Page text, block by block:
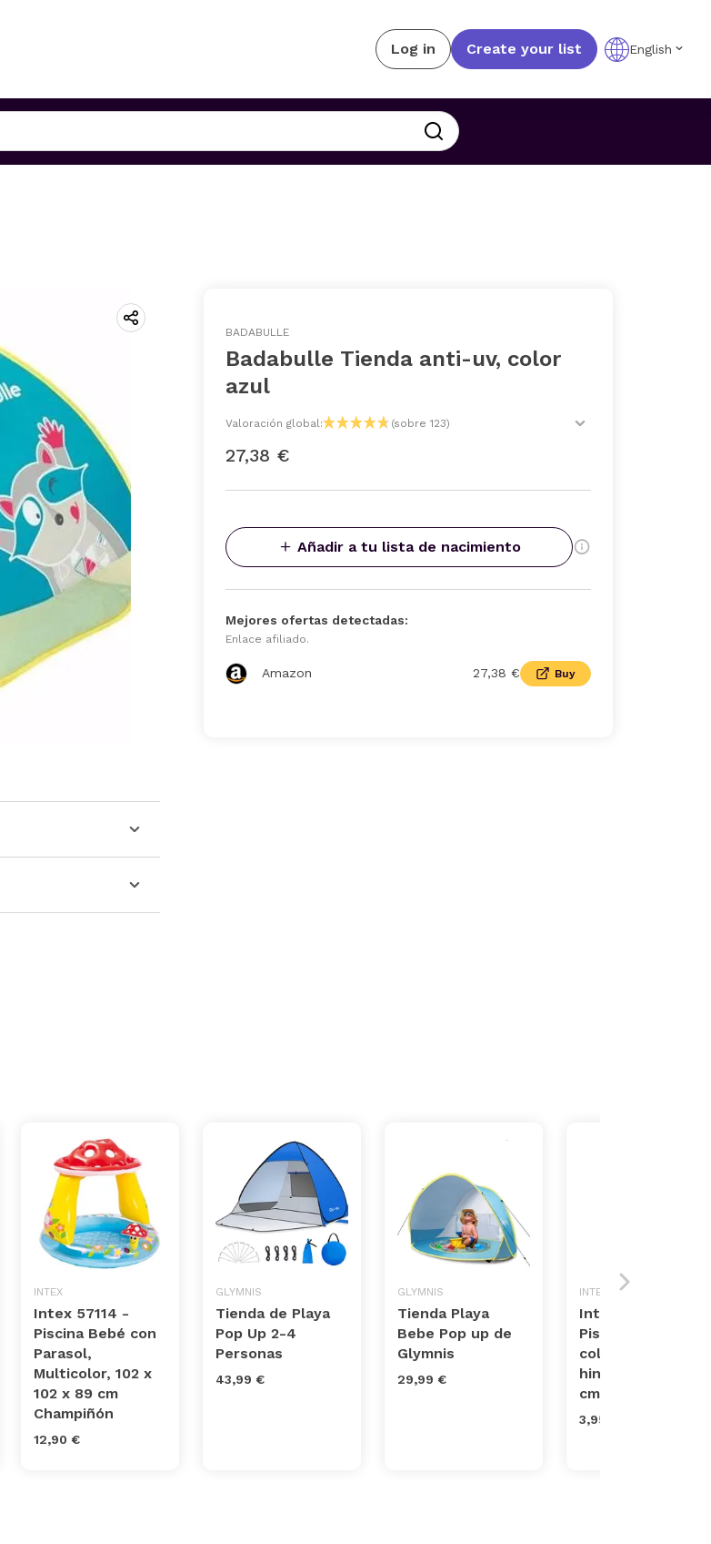
Log in Create your list English
BADABULLE
Badabulle Tienda anti-uv, color
azul
Valoración global: (sobre 123)
27,38 €
Añadir a tu lista de nacimiento
Mejores ofertas detectadas:
Enlace afiliado.
Amazon 27,38 € Buy
INTEX
Intex 57114 -
Piscina Bebé con
Parasol,
Multicolor, 102 x
102 x 89 cm
Champiñón
12,90 €
GLYMNIS
Tienda de Playa
Pop Up 2-4
Personas
43,99 €
GLYMNIS
Tienda Playa
Bebe Pop up de
Glymnis
29,99 €
INTEX
Intex 57106NP -
Piscina hinchable
colores con base
hinchable 61 x 22
cm, 33 litr...
3,95 €